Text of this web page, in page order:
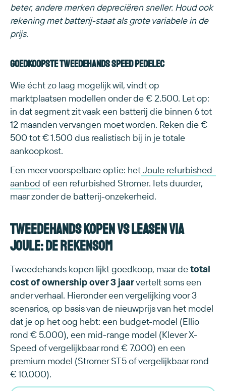
beter, andere merken depreciëren sneller. Houd ook
rekening met batterij-staat als grote variabele in de
prijs.
Goedkoopste tweedehands speed pedelec
Wie écht zo laag mogelijk wil, vindt op
marktplaatsen modellen onder de € 2.500. Let op:
in dat segment zit vaak een batterij die binnen 6 tot
12 maanden vervangen moet worden. Reken die €
500 tot € 1.500 dus realistisch bij in je totale
aankoopkost.
Een meer voorspelbare optie: hetJoule refurbished-
aanbod of een refurbished Stromer. Iets duurder,
maar zonder de batterij-onzekerheid.
Tweedehands kopen vs leasen via
Joule: de rekensom
Tweedehands kopen lijkt goedkoop, maar detotal
cost of ownership over 3 jaarvertelt soms een
ander verhaal. Hieronder een vergelijking voor 3
scenarios, op basis van de nieuwprijs van het model
dat je op het oog hebt: een budget-model (Ellio
rond € 5.000), een mid-range model (Klever X-
Speed of vergelijkbaar rond € 7.000) en een
premium model (Stromer ST5 of vergelijkbaar rond
€ 10.000).